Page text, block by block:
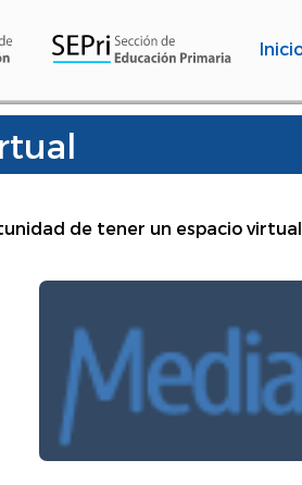
de tener un espacio